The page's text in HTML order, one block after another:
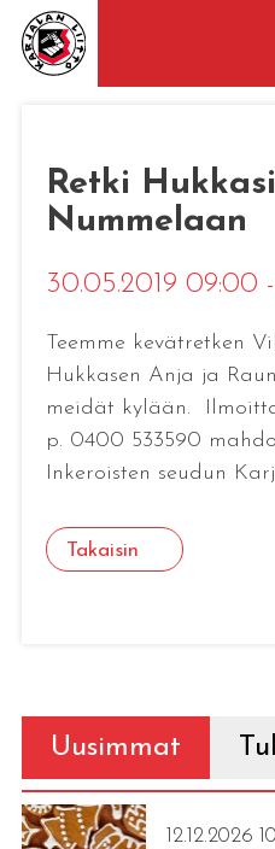
Retki
Nummelaan
30.05.2019 09:00
Teemme kevätretken
Hukkasen Anja ja
meidät kylään.
p. 0400 533590
Inkeroisten seudun
Takaisin
Uusimmat
12.12.2026